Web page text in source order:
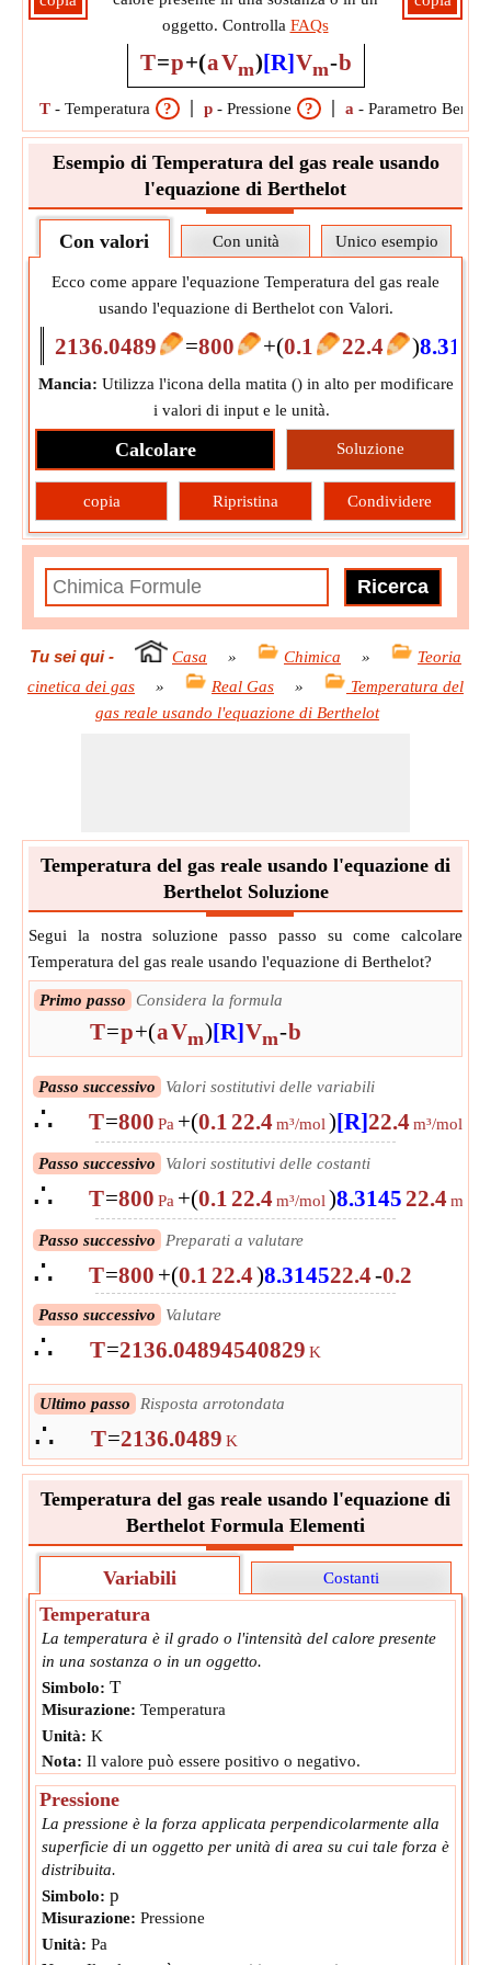
oggetto. Controlla FAQs
T=p+(aVm)[R]Vm-b
T - Temperatura ? p - Pressione ? a - Parametro
Esempio di Temperatura del gas reale usando
l'equazione di Berthelot
Con valori Con unità Unico esempio
Ecco come appare l'equazione Temperatura del gas reale
usando l'equazione di Berthelot con Valori.
2136.0489 =800 +(0.1 22.4 )8.3145
Mancia: Utilizza l'icona della matita () in alto per modificare
i valori di input e le unità.
Calcolare Soluzione
copia Ripristina Condividere
Tu sei qui- Casa » Chimica »
Teoria
cinetica dei gas
» Real Gas »
Temperatura del
gas reale usando l'equazione di Berthelot
Temperatura del gas reale usando l'equazione di
Berthelot Soluzione
Segui la nostra soluzione passo passo su come calcolare
Temperatura del gas reale usando l'equazione di Berthelot?
Primo passo Considera la formula
T=p+(aVm)[R]Vm-b
Passo successivo Valori sostitutivi delle variabili
∴ T=800 Pa +(0.122.4m³/mol)[R]22.4m³/mol
Passo successivo Valori sostitutivi delle costanti
∴ T=800 Pa +(0.122.4m³/mol)8.314522.4m³/
Passo successivo Preparati a valutare
∴ T=800 +(0.122.4)8.314522.4-0.2
Passo successivo Valutare
∴ T=2136.04894540829 K
Ultimo passo Risposta arrotondata
∴ T=2136.0489 K
Temperatura del gas reale usando l'equazione di
Berthelot Formula Elementi
Variabili Costanti
Temperatura
La temperatura è il grado o l'intensità del calore presente
in una sostanza o in un oggetto.
Simbolo: T
Misurazione: Temperatura
Unità: K
Nota: Il valore può essere positivo o negativo.
Pressione
La pressione è la forza applicata perpendicolarmente alla
superficie di un oggetto per unità di area su cui tale forza è
distribuita.
Simbolo: p
Misurazione: Pressione
Unità: Pa